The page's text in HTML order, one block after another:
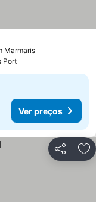
Marmaris
Port
Ver preços
Partilhar